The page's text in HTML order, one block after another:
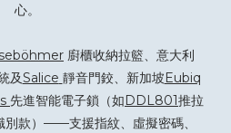
心。
廚櫃收納拉籃、意大利
及Salice 靜音門鉸、新加坡Eubiq
先進智能電子鎖（如DDL801推拉
別款）——支援指紋、虛擬密碼、